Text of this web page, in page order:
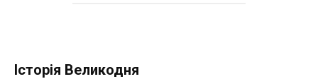
Історія Великодня